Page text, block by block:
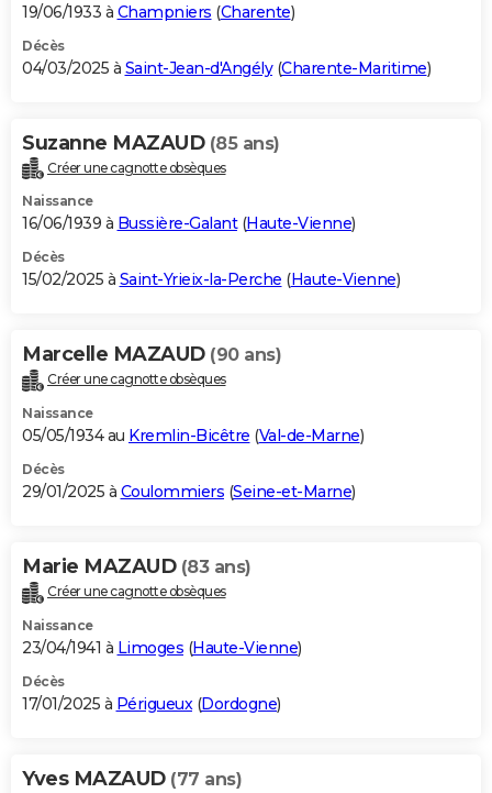
19/06/1933 à Champniers (Charente)
Décès
04/03/2025 à Saint-Jean-d'Angély(Charente-Maritime)
Suzanne MAZAUD (85 ans)
Créer une cagnotte obsèques
Naissance
16/06/1939 à Bussière-Galant(Haute-Vienne)
Décès
15/02/2025 à Saint-Yrieix-la-Perche (Haute-Vienne)
Marcelle MAZAUD (90 ans)
Créer une cagnotte obsèques
Naissance
05/05/1934 au Kremlin-Bicêtre (Val-de-Marne)
Décès
29/01/2025 à Coulommiers (Seine-et-Marne)
Marie MAZAUD (83 ans)
Créer une cagnotte obsèques
Naissance
23/04/1941 à Limoges (Haute-Vienne)
Décès
17/01/2025 à Périgueux(Dordogne)
Yves MAZAUD (77 ans)